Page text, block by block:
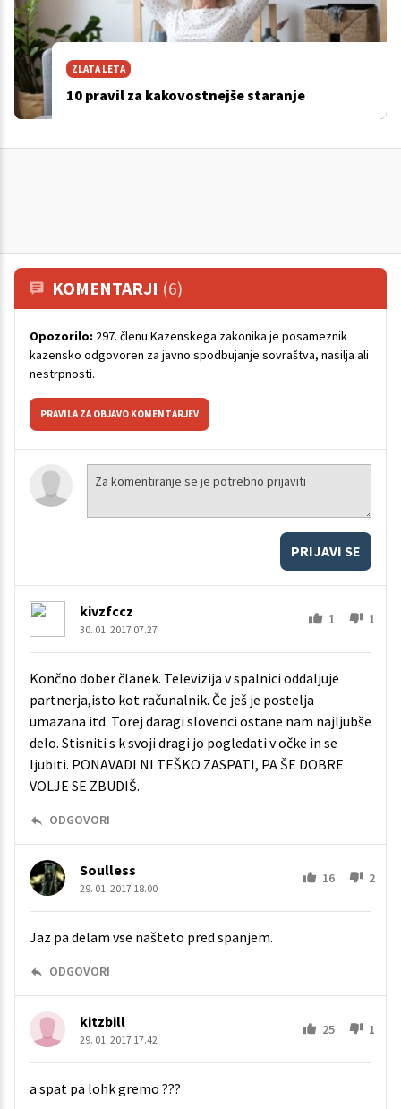
ZLATA LETA
10 pravil za kakovostnejše staranje
KOMENTARJI (6)
Opozorilo: 297. členu Kazenskega zakonika je posameznik
kazensko odgovoren za javno spodbujanje sovraštva, nasilja ali
nestrpnosti.
PRAVILA ZA OBJAVO KOMENTARJEV
PRIJAVI SE
kivzfccz
30. 01. 2017 07.27
1 1
Končno dober članek. Televizija v spalnici oddaljuje
partnerja,isto kot računalnik. Če ješ je postelja
umazana itd. Torej daragi slovenci ostane nam najljubše
delo. Stisniti s k svoji dragi jo pogledati v očke in se
ljubiti. PONAVADI NI TEŠKO ZASPATI, PA ŠE DOBRE
VOLJE SE ZBUDIŠ.
ODGOVORI
Soulless
29. 01. 2017 18.00
16 2
Jaz pa delam vse našteto pred spanjem.
ODGOVORI
kitzbill
29. 01. 2017 17.42
25 1
a spat pa lohk gremo ???